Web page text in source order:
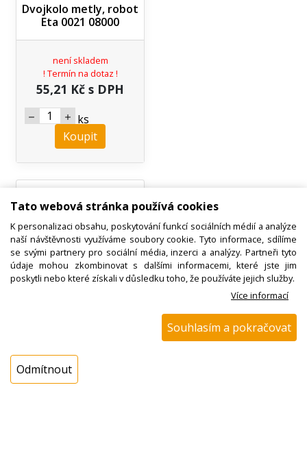
Tato webová stránka používá cookies
K personalizaci obsahu, poskytování funkcí sociálních médií a analýze
naší návštěvnosti využíváme soubory cookie. Tyto informace, sdílíme
se svými partnery pro sociální média, inzerci a analýzy. Partneři tyto
údaje mohou zkombinovat s dalšími informacemi, které jste jim
poskytli nebo které získali v důsledku toho, že používáte jejich služby.
Více informací
Souhlasím a pokračovat
Odmítnout
Dvojkolo metly, robot
Eta 0021 08000
není skladem
! Termín na dotaz !
55,21 Kč s DPH
ks
Koupit
N00100426500